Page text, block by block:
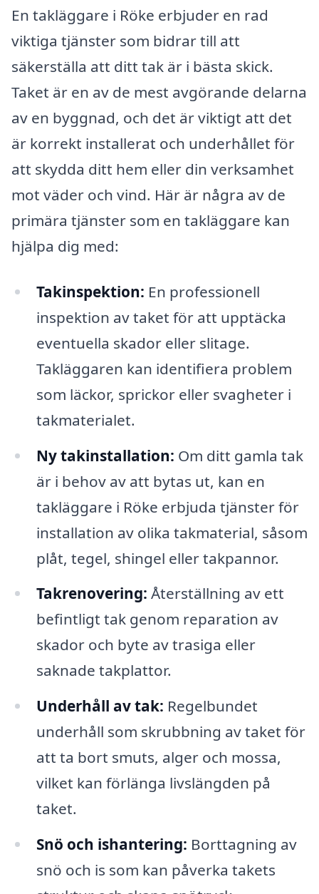
En takläggare i Röke erbjuder en rad
viktiga tjänster som bidrar till att
säkerställa att ditt tak är i bästa skick.
Taket är en av de mest avgörande delarna
av en byggnad, och det är viktigt att det
är korrekt installerat och underhållet för
att skydda ditt hem eller din verksamhet
mot väder och vind. Här är några av de
primära tjänster som en takläggare kan
hjälpa dig med:
Takinspektion: En professionell
inspektion av taket för att upptäcka
eventuella skador eller slitage.
Takläggaren kan identifiera problem
som läckor, sprickor eller svagheter i
takmaterialet.
Ny takinstallation: Om ditt gamla tak
är i behov av att bytas ut, kan en
takläggare i Röke erbjuda tjänster för
installation av olika takmaterial, såsom
plåt, tegel, shingel eller takpannor.
Takrenovering: Återställning av ett
befintligt tak genom reparation av
skador och byte av trasiga eller
saknade takplattor.
Underhåll av tak: Regelbundet
underhåll som skrubbning av taket för
att ta bort smuts, alger och mossa,
vilket kan förlänga livslängden på
taket.
Snö och ishantering: Borttagning av
snö och is som kan påverka takets